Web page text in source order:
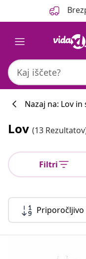
Nazaj na: Lov
Lov (13
Filtri
Priporočljivo